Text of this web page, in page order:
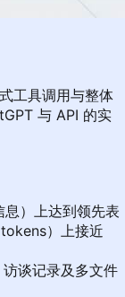
工具调用与整体
与 API 的实
）上达到领先表
）上接近
谈记录及多文件